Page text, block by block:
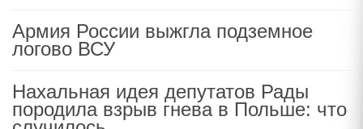
Армия России выжгла подземное
логово ВСУ
Нахальная идея депутатов Рады
породила взрыв гнева в Польше: что